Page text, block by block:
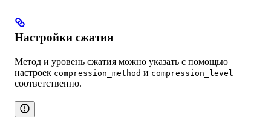
Настройки сжатия
Метод и уровень сжатия можно указать с помощью
настроек compression_method и compression_level
соответственно.